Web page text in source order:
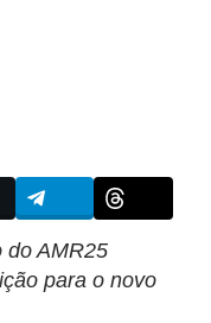
do AMR25
para o novo